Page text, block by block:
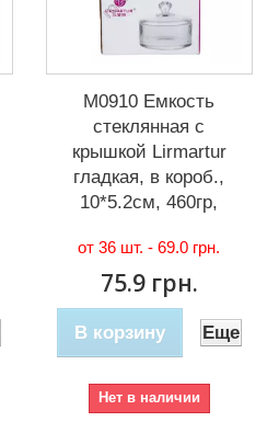
М0910 Емкость
стеклянная с
крышкой Lirmartur
гладкая, в короб.,
10*5.2см, 460гр,
от 36 шт. -69.0 грн.
75.9 грн.
В корзину Еще
Нет в наличии